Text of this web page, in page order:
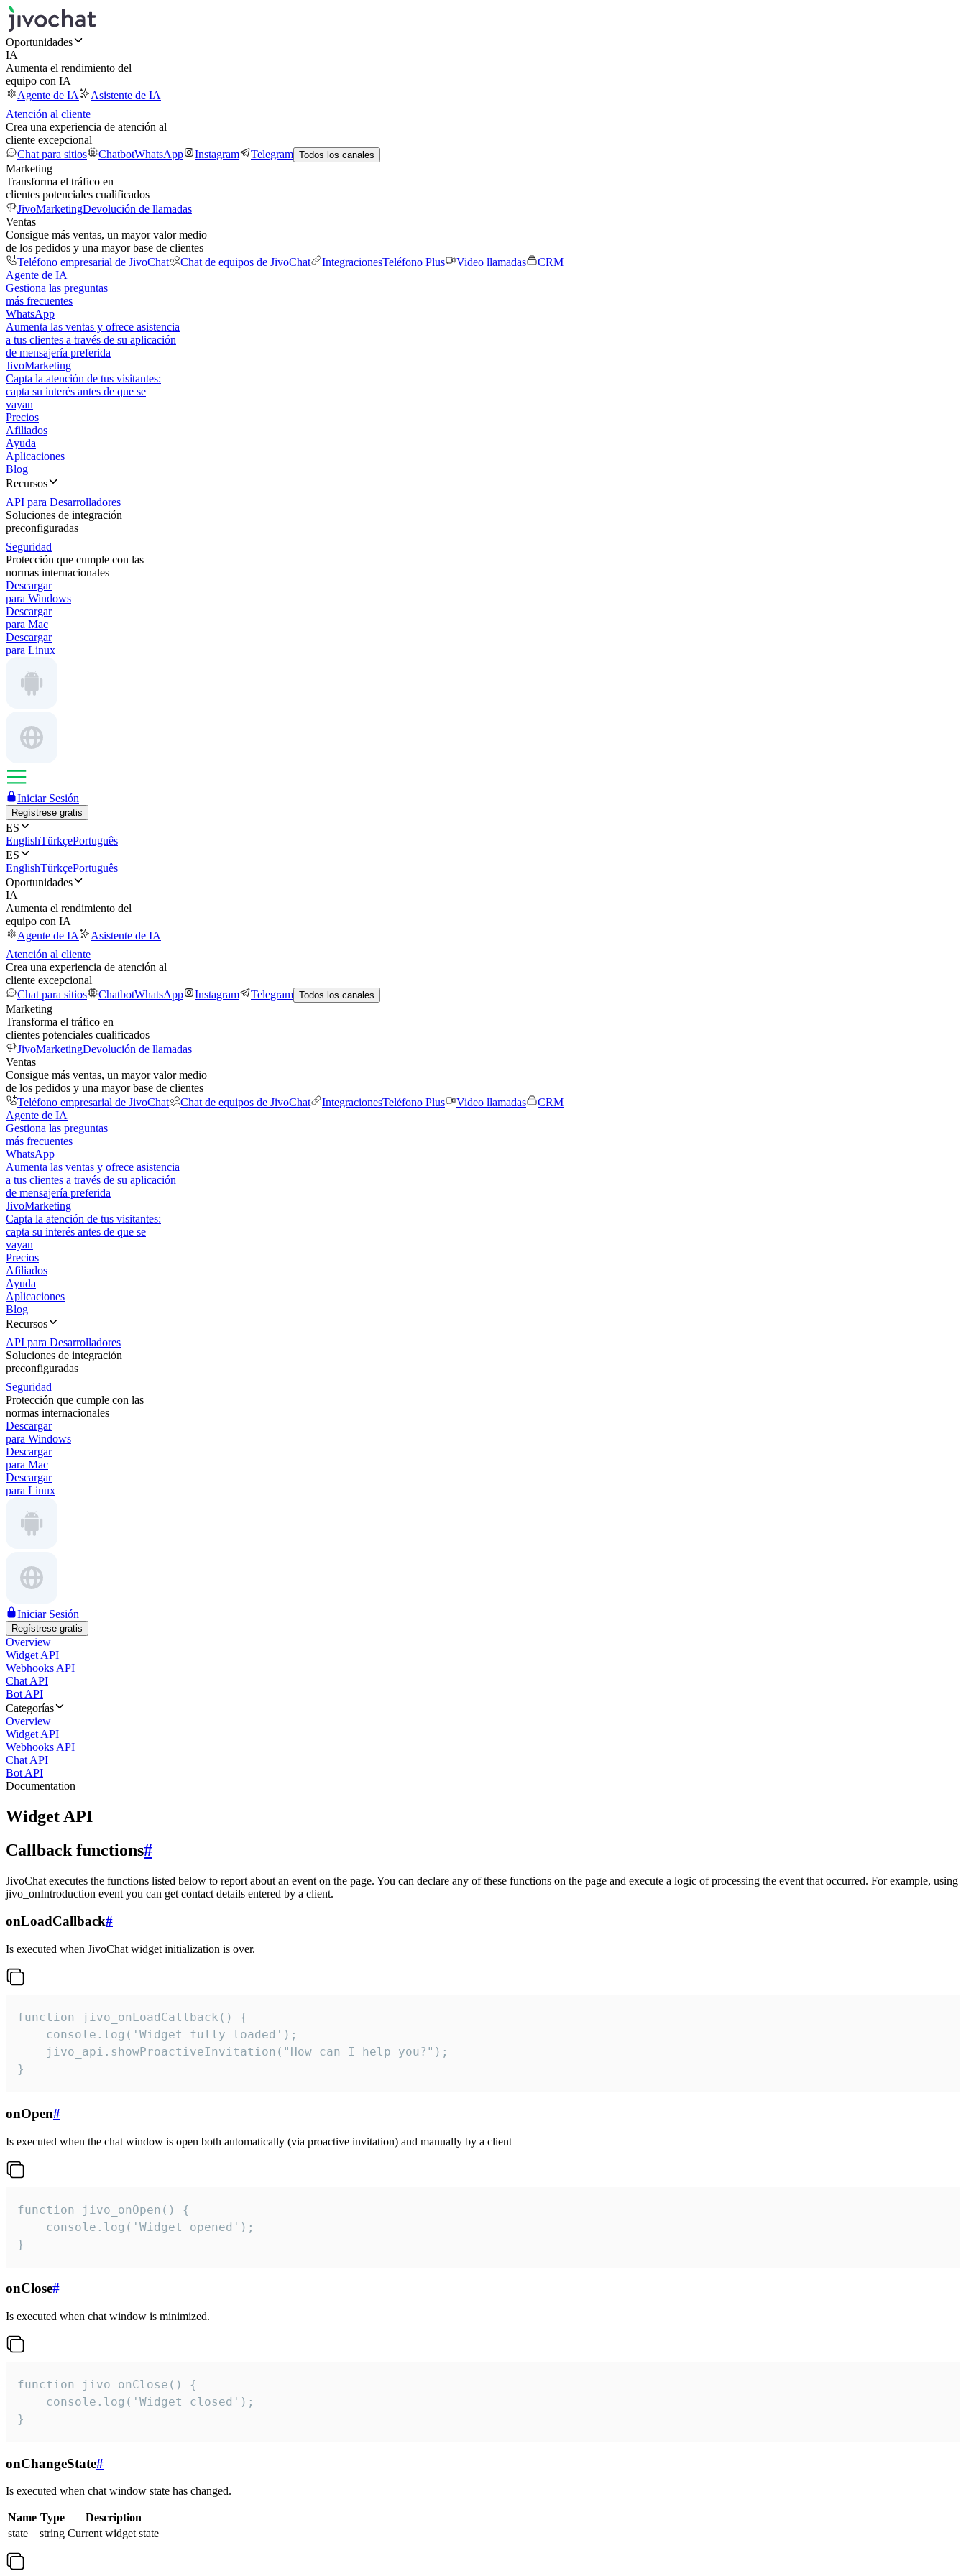
Oportunidades
IA
Aumenta el rendimiento del
equipo con IA
Agente de IA
Asistente de IA
Atención al cliente
Crea una experiencia de atención al
cliente excepcional
Chat para sitios
ChatbotWhatsApp Instagram Telegram Todos los canales
Marketing
Transforma el tráfico en
clientes potenciales cualificados
JivoMarketingDevolución de llamadas
Ventas
Consigue más ventas, un mayor valor medio
de los pedidos y una mayor base de clientes
Teléfono empresarial de JivoChat
Chat de equipos de JivoChat IntegracionesTeléfono Plus Video llamadas
CRM
Agente de IA
Gestiona las preguntas
más frecuentes
WhatsApp
Aumenta las ventas y ofrece asistencia
a tus clientes a través de su aplicación
de mensajería preferida
JivoMarketing
Capta la atención de tus visitantes:
capta su interés antes de que se
vayan
Precios
Afiliados
Ayuda
Aplicaciones
Blog
Recursos
API para Desarrolladores
Soluciones de integración
preconfiguradas
Seguridad
Protección que cumple con las
normas internacionales
Descargar
para Windows
Descargar
para Mac
Descargar
para Linux
Iniciar Sesión
Regístrese gratis
ES
EnglishTürkçePortuguês
ES
EnglishTürkçePortuguês
Oportunidades
IA
Aumenta el rendimiento del
equipo con IA
Agente de IA
Asistente de IA
Atención al cliente
Crea una experiencia de atención al
cliente excepcional
Chat para sitios
ChatbotWhatsApp Instagram Telegram Todos los canales
Marketing
Transforma el tráfico en
clientes potenciales cualificados
JivoMarketingDevolución de llamadas
Ventas
Consigue más ventas, un mayor valor medio
de los pedidos y una mayor base de clientes
Teléfono empresarial de JivoChat
Chat de equipos de JivoChat IntegracionesTeléfono Plus Video llamadas
CRM
Agente de IA
Gestiona las preguntas
más frecuentes
WhatsApp
Aumenta las ventas y ofrece asistencia
a tus clientes a través de su aplicación
de mensajería preferida
JivoMarketing
Capta la atención de tus visitantes:
capta su interés antes de que se
vayan
Precios
Afiliados
Ayuda
Aplicaciones
Blog
Recursos
API para Desarrolladores
Soluciones de integración
preconfiguradas
Seguridad
Protección que cumple con las
normas internacionales
Descargar
para Windows
Descargar
para Mac
Descargar
para Linux
Iniciar Sesión
Regístrese gratis
Overview
Widget API
Webhooks API
Chat API
Bot API
Categorías
Overview
Widget API
Webhooks API
Chat API
Bot API
Documentation
Widget API
Callback functions#
JivoChat executes the functions listed below to report about an event on the page. You can declare any of these functions on the page and execute a logic of processing the event that occurred. For example, using
jivo_onIntroduction event you can get contact details entered by a client.
onLoadCallback#
Is executed when JivoChat widget initialization is over.
function jivo_onLoadCallback() {
    console.log('Widget fully loaded');
    jivo_api.showProactiveInvitation("How can I help you?");
}
onOpen#
Is executed when the chat window is open both automatically (via proactive invitation) and manually by a client
function jivo_onOpen() {
    console.log('Widget opened');
}
onClose#
Is executed when chat window is minimized.
function jivo_onClose() {
    console.log('Widget closed');
}
onChangeState#
Is executed when chat window state has changed.
Name Type
Description
state
string Current widget state